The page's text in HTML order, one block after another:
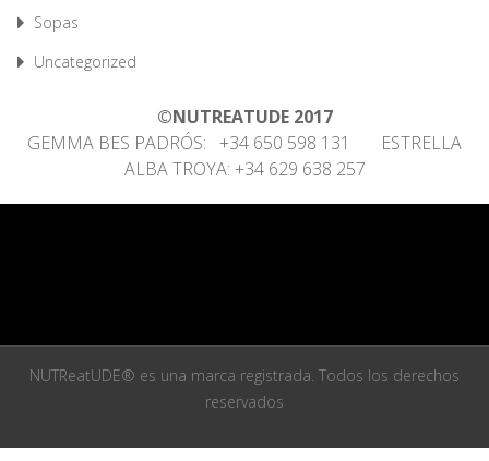
Sopas
Uncategorized
©NUTREATUDE 2017
GEMMA BES PADRÓS: +34 650 598 131 ESTRELLA
ALBA TROYA: +34 629 638 257
NUTReatUDE® es una marca registrada. Todos los derechos
reservados